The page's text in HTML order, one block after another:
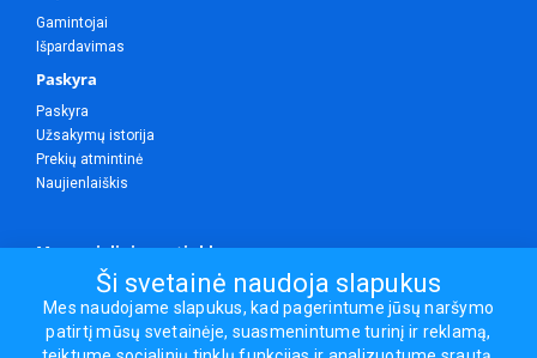
Gamintojai
Išpardavimas
Paskyra
Paskyra
Užsakymų istorija
Prekių atmintinė
Naujienlaiškis
Mes socialiniuose tinkluose
Visos teisės saugomos.
Ši svetainė naudoja slapukus
Mes naudojame slapukus, kad pagerintume jūsų naršymo
patirtį mūsų svetainėje, suasmenintume turinį ir reklamą,